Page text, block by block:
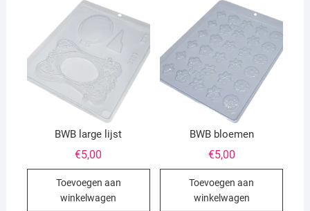
BWB large lijst
€5,00
Toevoegen aan
winkelwagen
BWB bloemen
€5,00
Toevoegen aan
winkelwagen